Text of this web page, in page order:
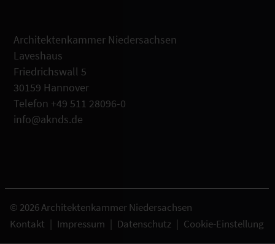
Architektenkammer Niedersachsen
Laveshaus
Friedrichswall 5
30159 Hannover
Telefon +49 511 28096-0
info@aknds.de
© 2026 Architektenkammer Niedersachsen
Kontakt | Impressum | Datenschutz | Cookie-Einstellung